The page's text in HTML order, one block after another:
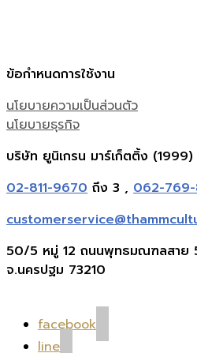
ข้อกำหนดการใช้งาน
นโยบายความเป็นส่วนตัว
นโยบายธุรกิจ
บริษัท ยูนิเกรน มาร์เก็ตติ้ง (1999)
02-811-9670 ถึง 3 , 062-
50/5 หมู่ 12 ถนนพุทธมณฑลสาย
จ.นครปฐม 73210
facebook
line